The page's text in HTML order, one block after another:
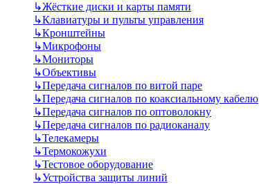
↳Жёсткие диски и карты памяти
↳Клавиатуры и пульты управления
↳Кронштейны
↳Микрофоны
↳Мониторы
↳Объективы
↳Передача сигналов по витой паре
↳Передача сигналов по коаксиальному кабелю
↳Передача сигналов по оптоволокну
↳Передача сигналов по радиоканалу
↳Телекамеры
↳Термокожухи
↳Тестовое оборудование
↳Устройства защиты линий